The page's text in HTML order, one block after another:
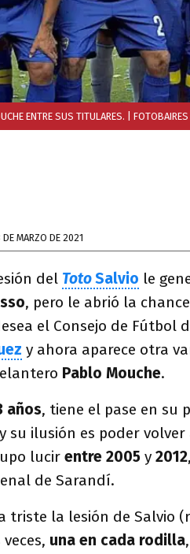
ENTRE SUS TITULARES. | FOTOBAIRES
MARZO DE 2021
del TotoSalvio le
, pero le abrió la
el Consejo de Fútbol
y ahora aparece otra
Pablo Mouche.
años, tiene el pase en su
su ilusión es poder
lucir entre 2005 y 2012
de Sarandí.
triste la lesión de Salvio
una en cada rodilla